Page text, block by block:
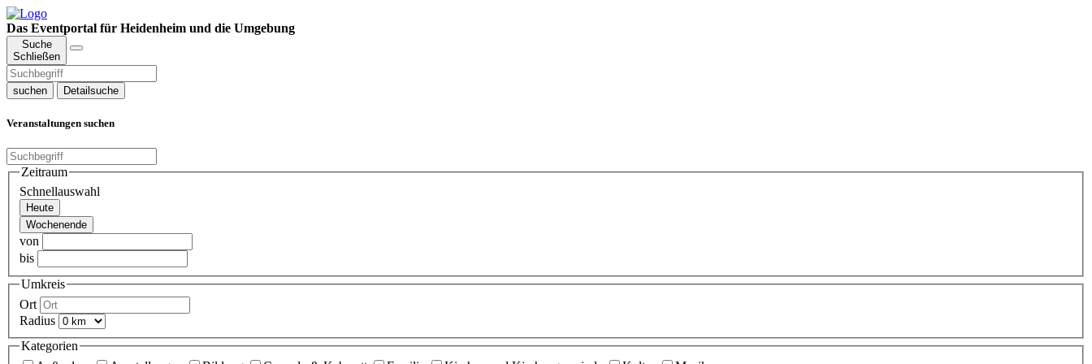
Das Eventportal für Heidenheim und die Umgebung
Suche
Schließen
suchen Detailsuche
Veranstaltungen suchen
Zeitraum
Schnellauswahl
Heute
Wochenende
von
bis
Umkreis
Ort
Radius
Kategorien